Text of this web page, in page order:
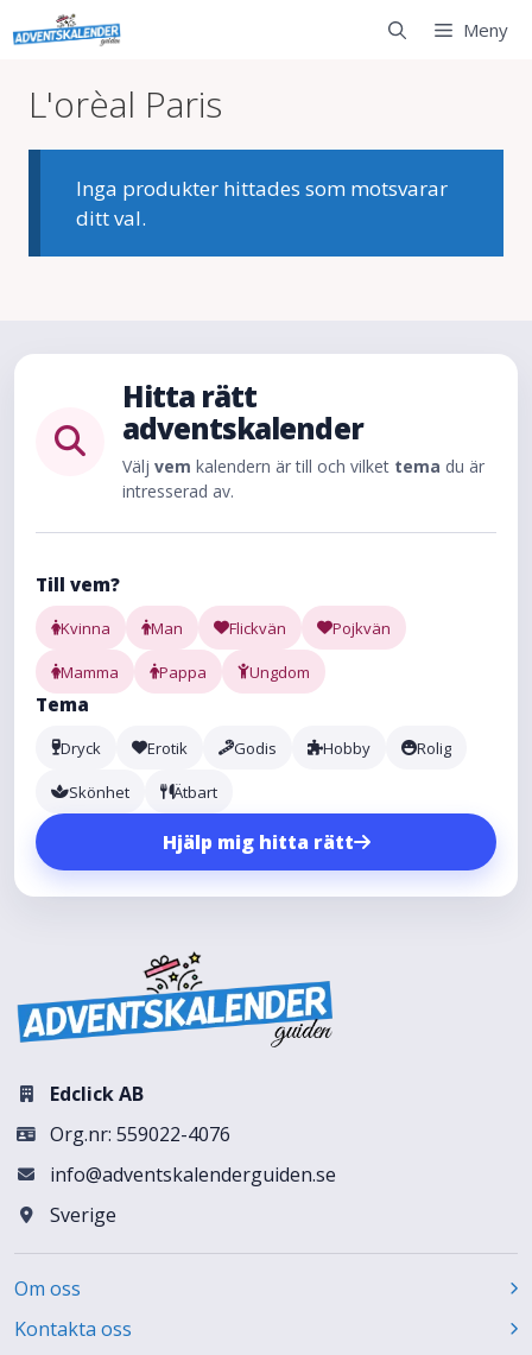
Hoppa
till
Meny
L'orèal Paris
Inga produkter hittades som motsvarar
ditt val.
Hitta rätt
adventskalender
Välj vem kalendern är till och vilket tema du är
intresserad av.
Till vem?
Kvinna Man Flickvän Pojkvän
Mamma Pappa Ungdom
Tema
Dryck Erotik Godis Hobby Rolig
Skönhet Ätbart
Hjälp mig hitta rätt
Edclick AB
Org.nr: 559022-4076
info@adventskalenderguiden.se
Sverige
Om oss
Kontakta oss